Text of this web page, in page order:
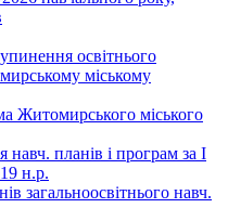
освітнього
міському
Житомирського міського
навч. планів і програм за І
н.р.
загальноосвітнього навч.